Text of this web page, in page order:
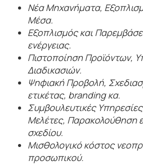
Νέα Μηχανήματα,
Μέσα.
Εξοπλισμός και
ενέργειας.
Πιστοποίηση Προϊόντων,
Διαδικασιών.
Ψηφιακή Προβολή,
ετικέτας, branding κα.
Συμβουλευτικές
Μελέτες, Παρακολούθηση
σχεδίου.
Μισθολογικό κόστος
προσωπικού.